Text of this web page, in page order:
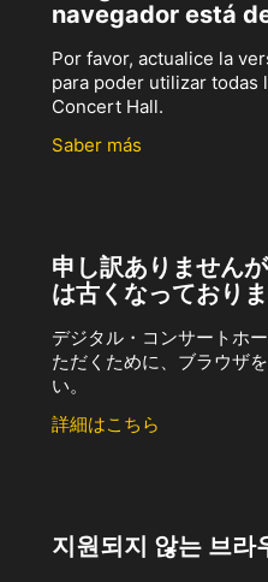
navegador está
Por favor, actualice la
para poder utilizar todas
Concert Hall.
Saber más
申し訳ありません
は古くなっており
デジタル・コンサートホ
ただくために、ブラウザ
い。
詳細はこちら
지원되지 않는 브라